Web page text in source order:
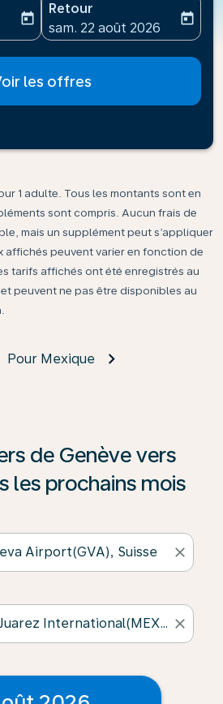
date-aria-label
today
Retour
fc-booking-return-date-
sam. 22 août 2026
today
les offres
1 adulte. Tous les montants sont en
sont compris. Aucun frais de
mais un supplément peut s’appliquer
affichés peuvent varier en fonction de
tarifs affichés ont été enregistrés au
peuvent ne pas être disponibles au
Pour Mexique
de Genève vers
les prochains mois
close
close